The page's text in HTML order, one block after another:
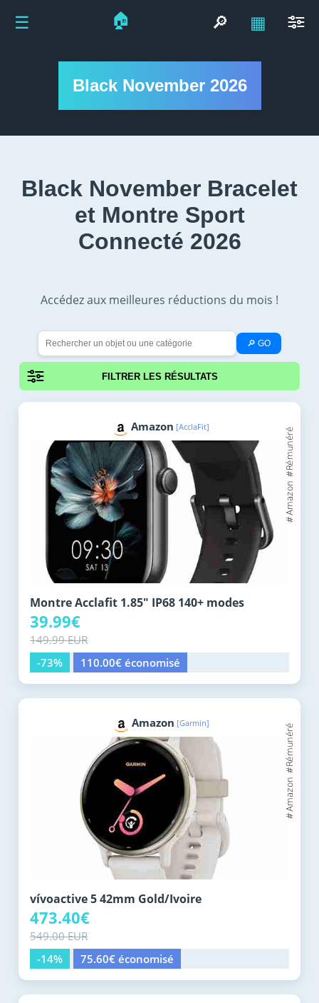
Black November 2026
Black November Bracelet
et Montre Sport
Connecté 2026
Accédez aux meilleures réductions du mois !
🔎 GO
☰ 🏠 🔎 ▦
FILTRER LES RÉSULTATS
Amazon [AcclaFit]
Montre Acclafit 1.85" IP68 140+ modes
39.99€
149.99 EUR
-73%
110.00€ économisé
Amazon [Garmin]
vívoactive 5 42mm Gold/Ivoire
473.40€
549.00 EUR
-14%
75.60€ économisé